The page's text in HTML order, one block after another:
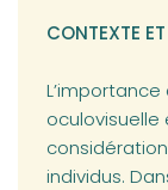
CONTEXTE
oculovisuelle
individus.